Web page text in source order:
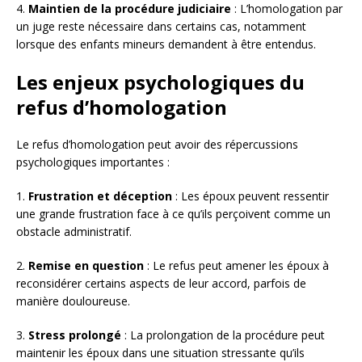
4. Maintien de la procédure judiciaire : L’homologation par
un juge reste nécessaire dans certains cas, notamment
lorsque des enfants mineurs demandent à être entendus.
Les enjeux psychologiques du
refus d’homologation
Le refus d’homologation peut avoir des répercussions
psychologiques importantes :
1. Frustration et déception : Les époux peuvent ressentir
une grande frustration face à ce qu’ils perçoivent comme un
obstacle administratif.
2. Remise en question : Le refus peut amener les époux à
reconsidérer certains aspects de leur accord, parfois de
manière douloureuse.
3. Stress prolongé : La prolongation de la procédure peut
maintenir les époux dans une situation stressante qu’ils